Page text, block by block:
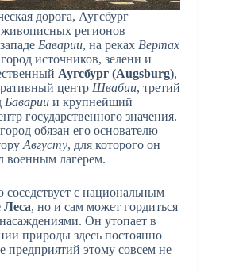
дорога, Аугсбург
регионов
Баварии, на реках Вертах
источников, зелени и
Аугсбург (Augsburg),
центр Швабии, третий
Баварии и крупнейший
государственного значения.
обязан его основателю –
Августу, для которого он
военным лагерем.
соседствует с национальным
, но и сам может гордиться
Он утопает в
природы здесь постоянно
предприятий этому совсем не